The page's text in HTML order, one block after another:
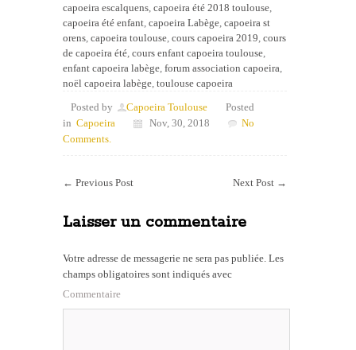
capoeira escalquens capoeira été 2018 toulouse
capoeira été enfant capoeira Labège capoeira st
orens capoeira toulouse cours capoeira 2019 cours
de capoeira été cours enfant capoeira toulouse
enfant capoeira labège forum association capoeira
noël capoeira labège toulouse capoeira
Posted by
Capoeira Toulouse
Posted
in Capoeira Nov, 30, 2018
No
Comments.
← Previous Post Next Post →
Laisser un commentaire
Votre adresse de messagerie ne sera pas publiée. Les
champs obligatoires sont indiqués avec
Commentaire